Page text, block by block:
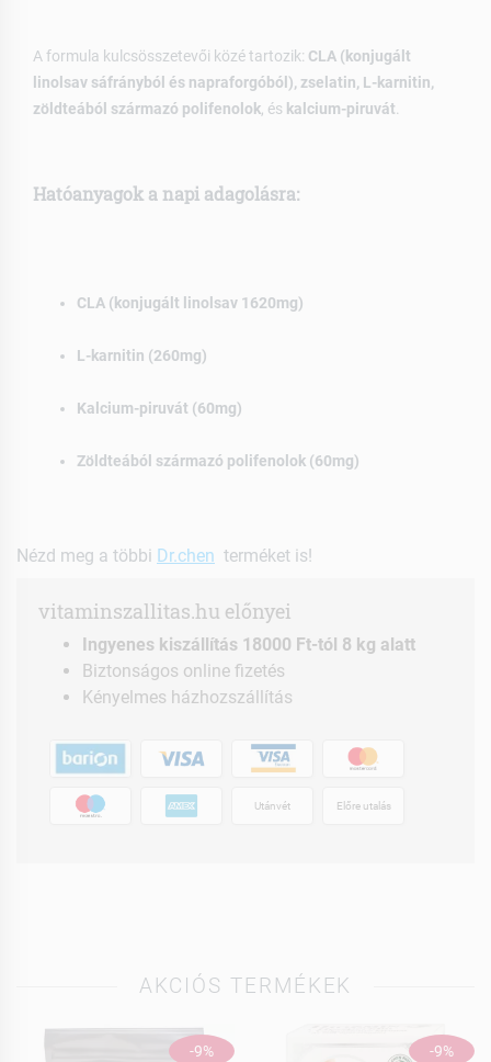
A formula kulcsösszetevői közé tartozik: CLA (konjugált
linolsav sáfrányból és napraforgóból), zselatin, L-karnitin,
zöldteából származó polifenolok , és kalcium-piruvát
Hatóanyagok a napi adagolásra:
CLA (konjugált linolsav 1620mg)
L-karnitin (260mg)
Kalcium-piruvát (60mg)
Zöldteából származó polifenolok (60mg)
Nézd meg a többi Dr.chen terméket is!
vitaminszallitas.hu előnyei
Ingyenes kiszállítás 18000 Ft-tól 8 kg alatt
Biztonságos online fizetés
Kényelmes házhozszállítás
Utánvét Előre utalás
AKCIÓS TERMÉKEK
-9% -9%